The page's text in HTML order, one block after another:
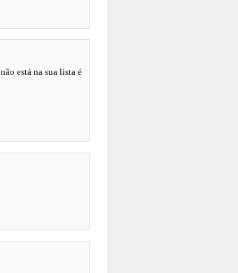
está na sua lista é